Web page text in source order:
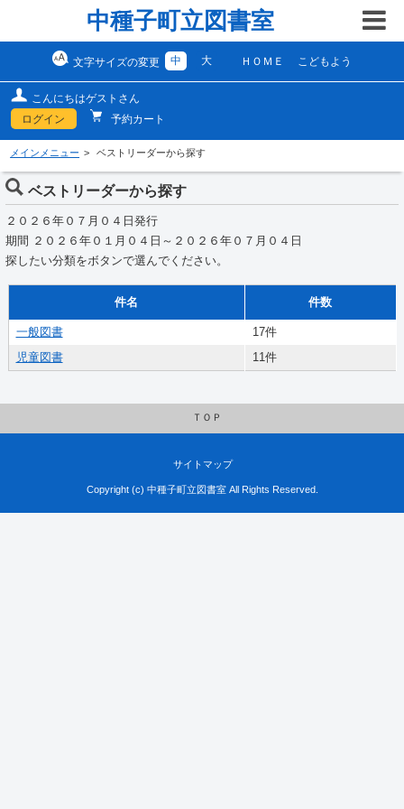
中種子町立図書室
文字サイズの変更 中 大 ＨＯＭＥ こどもよう
こんにちはゲストさん
ログイン
予約カート
メインメニュー ベストリーダーから探す
ベストリーダーから探す
２０２６年０７月０４日発行
期間 ２０２６年０１月０４日～２０２６年０７月０４日
探したい分類をボタンで選んでください。
件名 件数
一般図書
17件
児童図書
11件
ＴＯＰ
サイトマップ
Copyright (c) 中種子町立図書室 All Rights Reserved.